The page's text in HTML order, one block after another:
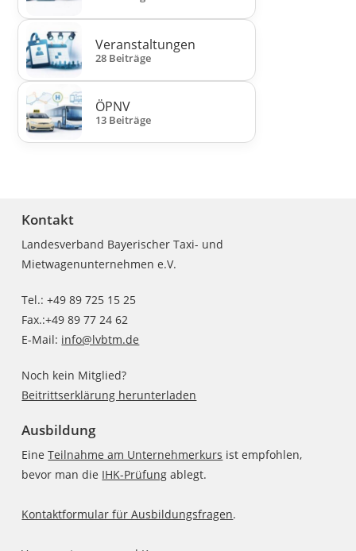
Veranstaltungen
28 Beiträge
ÖPNV
13 Beiträge
Kontakt
Landesverband Bayerischer Taxi- und
Mietwagenunternehmen e.V.
Tel.: +49 89 725 15 25
Fax.:+49 89 77 24 62
E-Mail: info@lvbtm.de
Noch kein Mitglied?
Beitrittserklärung herunterladen
Ausbildung
EineTeilnahme am Unternehmerkurs ist empfohlen,
bevor man die IHK-Prüfung ablegt.
Kontaktformular für Ausbildungsfragen.